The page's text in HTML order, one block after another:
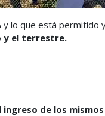
y lo que está permitido
y el terrestre.
de los